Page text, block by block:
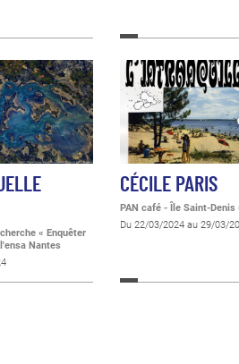
« Enquêter
Nantes
CÉCILE PARIS
PAN café - Île Saint-Denis
Du 22/03/2024 au 29/03/